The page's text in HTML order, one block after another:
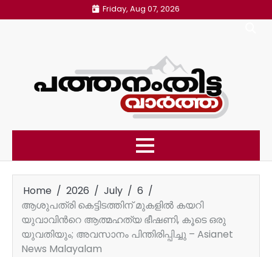
to
Friday, Aug 07, 2026
Home 2026 July
6
ആശുപത്രി കെട്ടിടത്തിന് മുകളിൽ കയറി
യുവാവിന്‍റെ ആത്മഹത്യ ഭീഷണി, കൂടെ ഒരു
യുവതിയും; അവസാനം പിന്തിരിപ്പിച്ചു – Asianet
News Malayalam